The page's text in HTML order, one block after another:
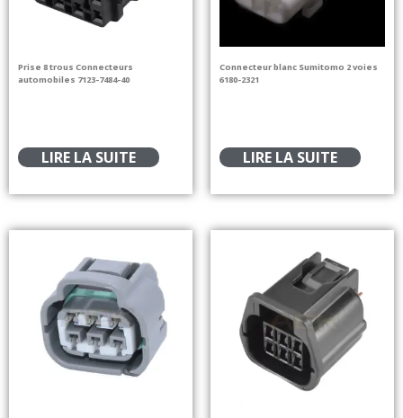
Prise 8 trous Connecteurs
automobiles 7123-7484-40
LIRE LA SUITE
Connecteur blanc Sumitomo 2 voies
6180-2321
LIRE LA SUITE